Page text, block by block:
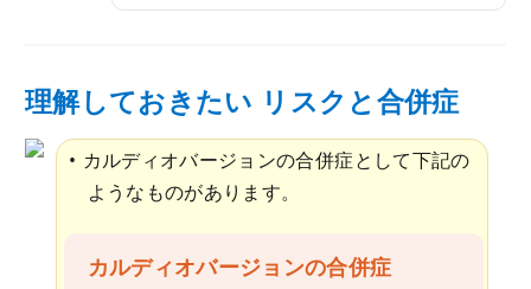
理解しておきたい リスクと合併症
カルディオバージョンの合併症として下記の
ようなものがあります。
カルディオバージョンの合併症